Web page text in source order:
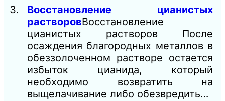
Восстановление цианистых
растворовВосстановление
цианистых растворов После
осаждения благородных металлов в
обеззолоченном растворе остается
избыток цианида, который
необходимо возвратить на
выщелачивание либо обезвредить…